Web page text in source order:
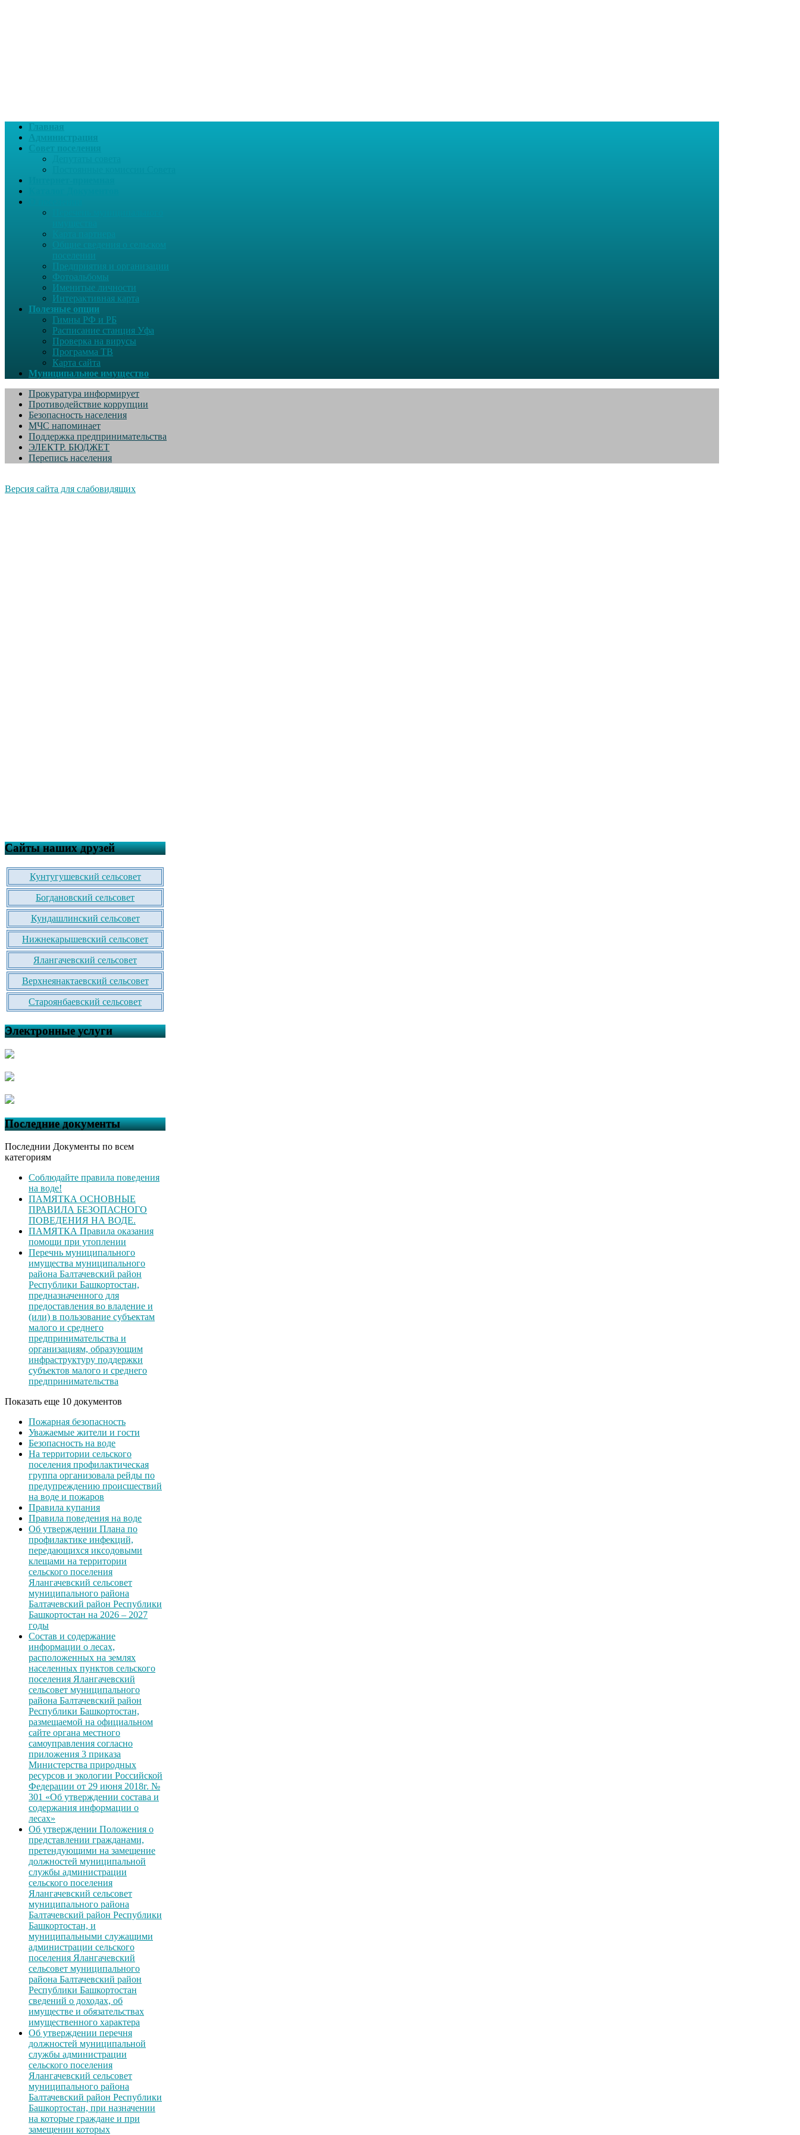
Главная
Администрация
поселении
Предприятия и организации
Фотоальбомы
Именитые личности
Интерактивная карта
Полезные опции
Гимны РФ и РБ
Расписание станция Уфа
Проверка на вирусы
Программа ТВ
Карта сайта
Муниципальное имущество
Прокуратура информирует
Противодействие коррупции
Безопасность населения
МЧС напоминает
Поддержка предпринимательства
ЭЛЕКТР. БЮДЖЕТ
Перепись населения
Версия сайта для слабовидящих
Сайты наших друзей
Кунтугушевский сельсовет
Богдановский сельсовет
Кундашлинский сельсовет
Нижнекарышевский сельсовет
Ялангачевский сельсовет
Верхнеянактаевский сельсовет
Староянбаевский сельсовет
Электронные услуги
Последние документы
Последнии Документы по всем
категориям
Соблюдайте правила поведения
на воде!
ПАМЯТКА ОСНОВНЫЕ
ПРАВИЛА БЕЗОПАСНОГО
ПОВЕДЕНИЯ НА ВОДЕ.
ПАМЯТКА Правила оказания
помощи при утоплении
Перечнь муниципального
имущества муниципального
района Балтачевский район
Республики Башкортостан,
предназначенного для
предоставления во владение и
(или) в пользование субъектам
малого и среднего
предпринимательства и
организациям, образующим
инфраструктуру поддержки
субъектов малого и среднего
предпринимательства
Показать еще 10 документов
Пожарная безопасность
Уважаемые жители и гости
Безопасность на воде
На территории сельского
поселения профилактическая
группа организовала рейды по
предупреждению происшествий
на воде и пожаров
Правила купания
Правила поведения на воде
Об утверждении Плана по
профилактике инфекций,
передающихся иксодовыми
клещами на территории
сельского поселения
Ялангачевский сельсовет
муниципального района
Балтачевский район Республики
Башкортостан на 2026 – 2027
годы
Состав и содержание
информации о лесах,
расположенных на землях
населенных пунктов сельского
поселения Ялангачевский
сельсовет муниципального
района Балтачевский район
Республики Башкортостан,
размещаемой на официальном
сайте органа местного
самоуправления согласно
приложения 3 приказа
Министерства природных
ресурсов и экологии Российской
Федерации от 29 июня 2018г. №
301 «Об утверждении состава и
содержания информации о
лесах»
Об утверждении Положения о
представлении гражданами,
претендующими на замещение
должностей муниципальной
службы администрации
сельского поселения
Ялангачевский сельсовет
муниципального района
Балтачевский район Республики
Башкортостан, и
муниципальными служащими
администрации сельского
поселения Ялангачевский
сельсовет муниципального
района Балтачевский район
Республики Башкортостан
сведений о доходах, об
имуществе и обязательствах
имущественного характера
Об утверждении перечня
должностей муниципальной
службы администрации
сельского поселения
Ялангачевский сельсовет
муниципального района
Балтачевский район Республики
Башкортостан, при назначении
на которые граждане и при
замещении которых